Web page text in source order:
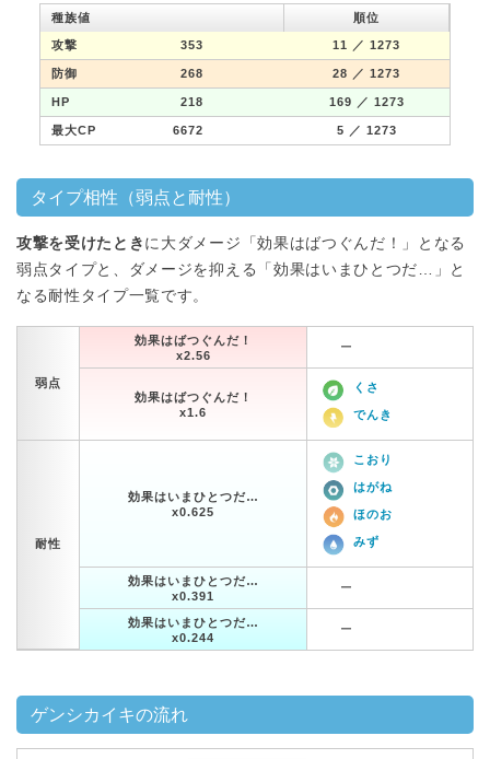
種族値 順位
攻撃 353 11 ／ 1273
防御 268 28 ／ 1273
HP 218 169 ／ 1273
最大CP 6672 5 ／ 1273
タイプ相性（弱点と耐性）
攻撃を受けたとき に大ダメージ「効果はばつぐんだ！」となる
弱点タイプと、ダメージを抑える「効果はいまひとつだ…」と
なる耐性タイプ一覧です。
弱点
効果はばつぐんだ！
x2.56
ー
効果はばつぐんだ！
x1.6
くさ
でんき
耐性
効果はいまひとつだ…
x0.625
こおり
はがね
ほのお
みず
効果はいまひとつだ…
x0.391
ー
効果はいまひとつだ…
x0.244
ー
ゲンシカイキの流れ